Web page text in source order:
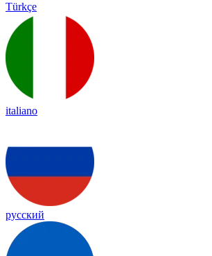
Türkçe
italiano
русский